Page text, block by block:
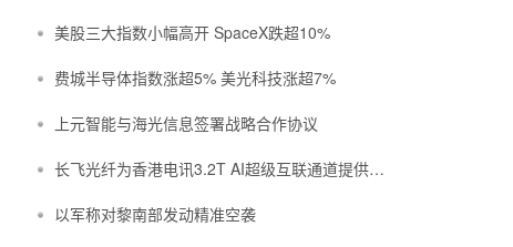
美股三大指数小幅高开 SpaceX跌超10%
费城半导体指数涨超5% 美光科技涨超7%
上元智能与海光信息签署战略合作协议
长飞光纤为香港电讯3.2T AI超级互联通道提供空芯光纤光缆
以军称对黎南部发动精准空袭